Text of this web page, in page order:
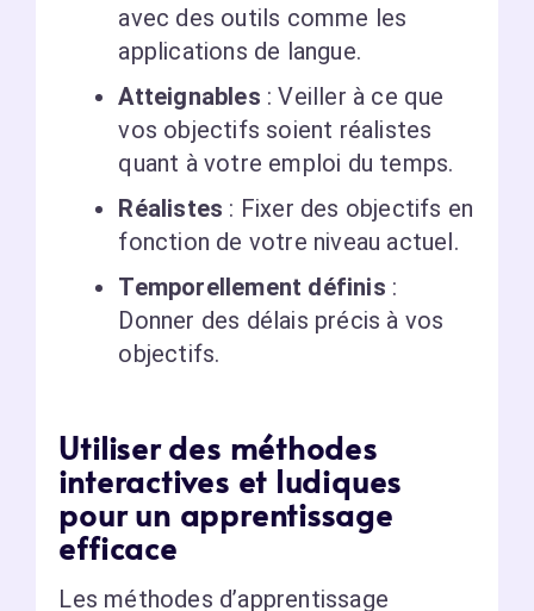
avec des outils comme les
applications de langue.
Atteignables : Veiller à ce que
vos objectifs soient réalistes
quant à votre emploi du temps.
Réalistes : Fixer des objectifs en
fonction de votre niveau actuel.
Temporellement définis :
Donner des délais précis à vos
objectifs.
Utiliser des méthodes
interactives et ludiques
pour un apprentissage
efficace
Les méthodes d’apprentissage